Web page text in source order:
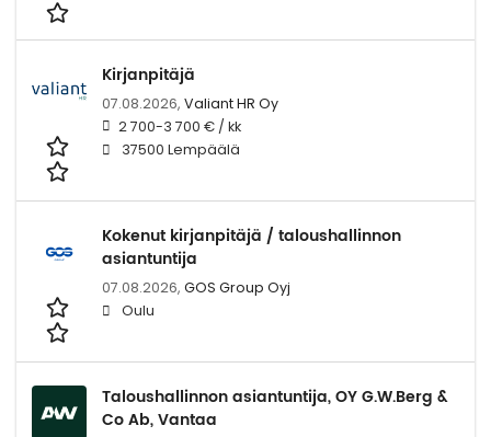
Kirjanpitäjä
07.08.2026, Valiant HR Oy
2 700-3 700 € / kk
37500 Lempäälä
Kokenut kirjanpitäjä / taloushallinnon
asiantuntija
07.08.2026, GOS Group Oyj
Oulu
Taloushallinnon asiantuntija, OY G.W.Berg &
Co Ab, Vantaa